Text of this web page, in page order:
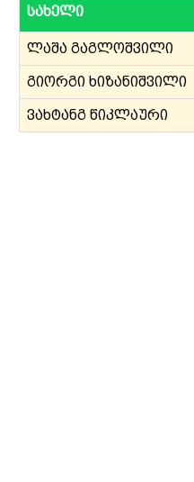
სახელი
ლაშა გაგლოშვილი
გიორგი ხიზანიშვილი
ვახტანგ წიკლაური